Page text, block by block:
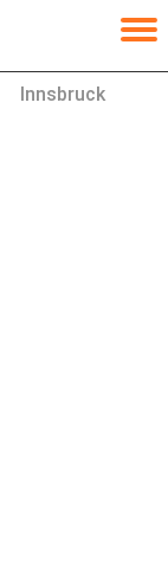
Innsbruck